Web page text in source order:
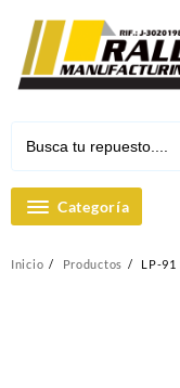
contenido
Categoría
Inicio Productos LP-91